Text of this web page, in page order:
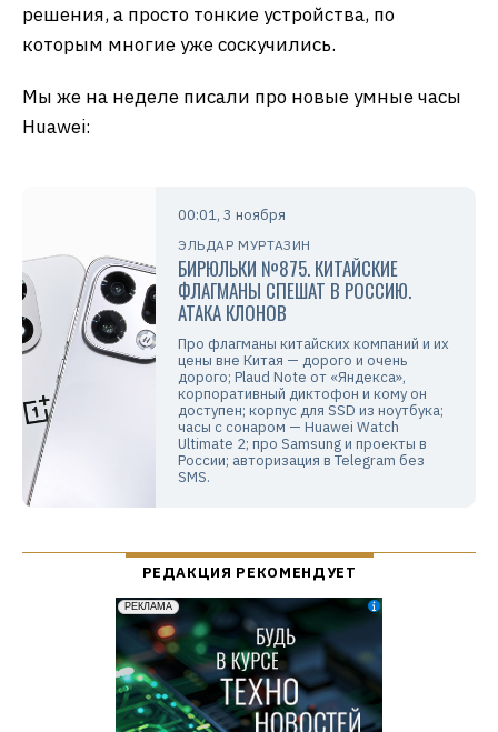
решения, а просто тонкие устройства, по
которым многие уже соскучились.
Мы же на неделе писали про новые умные часы
Huawei:
00:01, 3 ноября
ЭЛЬДАР МУРТАЗИН
БИРЮЛЬКИ №875. КИТАЙСКИЕ
ФЛАГМАНЫ СПЕШАТ В РОССИЮ.
АТАКА КЛОНОВ
Про флагманы китайских компаний и их
цены вне Китая — дорого и очень
дорого; Plaud Note от «Яндекса»,
корпоративный диктофон и кому он
доступен; корпус для SSD из ноутбука;
часы с сонаром — Huawei Watch
Ultimate 2; про Samsung и проекты в
России; авторизация в Telegram без
SMS.